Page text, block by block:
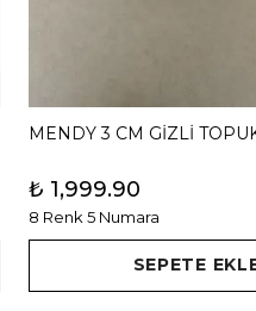
₺ 1,999.90
8 Renk 5 Numara
SEPETE